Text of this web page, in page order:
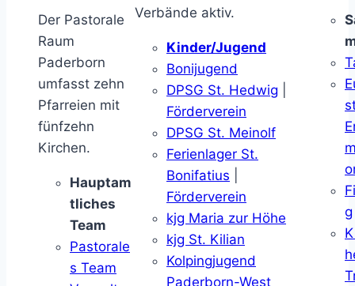
Der Pastorale
Raum
Paderborn
umfasst zehn
Pfarreien mit
fünfzehn
Kirchen.
Hauptam
tliches
Team
Pastorale
s Team
Verbände aktiv.
Kinder/Jugend
Bonijugend
DPSG St. Hedwig
Förderverein
DPSG St. Meinolf
Ferienlager St.
Bonifatius
Förderverein
kjg Maria zur Höhe
kjg St. Kilian
Kolpingjugend
Paderborn-West
g